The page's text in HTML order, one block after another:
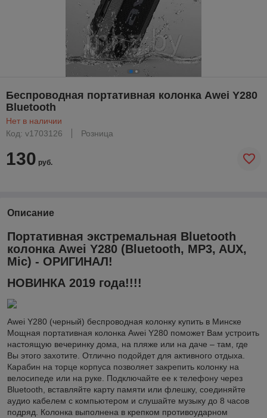
Беспроводная портативная колонка Awei Y280
Bluetooth
Нет в наличии
Код: v1703126
Розница
130 руб.
Описание
Портативная экстремальная Bluetooth
колонка Awei Y280 (Bluetooth, MP3, AUX,
Mic) - ОРИГИНАЛ!
НОВИНКА 2019 года!!!!
Awei Y280 (черный) беспроводная колонку купить в Минске
Мощная портативная колонка Awei Y280 поможет Вам устроить
настоящую вечеринку дома, на пляже или на даче – там, где
Вы этого захотите. Отлично подойдет для активного отдыха.
Карабин на торце корпуса позволяет закрепить колонку на
велосипеде или на руке. Подключайте ее к телефону через
Bluetooth, вставляйте карту памяти или флешку, соединяйте
аудио кабелем с компьютером и слушайте музыку до 8 часов
подряд. Колонка выполнена в крепком противоударном